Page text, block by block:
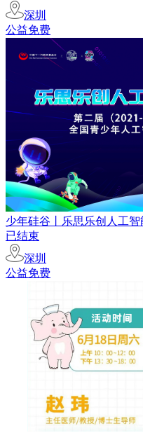
深圳
公益免费
少年硅谷丨乐思乐创人工
已结束
深圳
公益免费